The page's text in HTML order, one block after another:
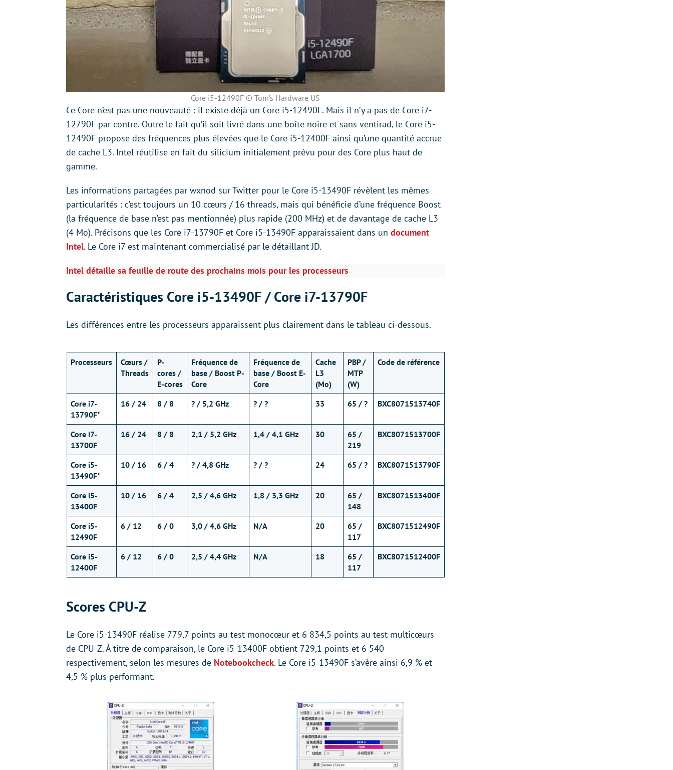
Core i5-12490F © Tom’s Hardware US
Ce Core n’est pas une nouveauté : il existe déjà un Core i5-12490F. Mais il n’y a pas de Core i7-
12790F par contre. Outre le fait qu’il soit livré dans une boîte noire et sans ventirad, le Core i5-
12490F propose des fréquences plus élevées que le Core i5-12400F ainsi qu’une quantité accrue
de cache L3. Intel réutilise en fait du silicium initialement prévu pour des Core plus haut de
gamme.
Les informations partagées par wxnod sur Twitter pour le Core i5-13490F révèlent les mêmes
particularités : c’est toujours un 10 cœurs / 16 threads, mais qui bénéficie d’une fréquence Boost
(la fréquence de base n’est pas mentionnée) plus rapide (200 MHz) et de davantage de cache L3
(4 Mo). Précisons que les Core i7-13790F et Core i5-13490F apparaissaient dans un document
Intel. Le Core i7 est maintenant commercialisé par le détaillant JD.
Intel détaille sa feuille de route des prochains mois pour les processeurs
Caractéristiques Core i5-13490F / Core i7-13790F
Les différences entre les processeurs apparaissent plus clairement dans le tableau ci-dessous.
Processeurs
Cœurs /
Threads
P-
cores /
E-cores
Fréquence de
base / Boost P-
Core
Fréquence de
base / Boost E-
Core
Cache
L3
(Mo)
PBP /
MTP
(W)
Code de référence
Core i7-
13790F*
16 / 24 8 / 8 ? / 5,2 GHz ? / ? 33 65 / ? BXC8071513740F
Core i7-
13700F
16 / 24 8 / 8 2,1 / 5,2 GHz 1,4 / 4,1 GHz 30
65 /
219
BXC8071513700F
Core i5-
13490F*
10 / 16 6 / 4 ? / 4,8 GHz ? / ? 24 65 / ? BXC8071513790F
Core i5-
13400F
10 / 16 6 / 4 2,5 / 4,6 GHz 1,8 / 3,3 GHz 20
65 /
148
BXC8071513400F
Core i5-
12490F
6 / 12 6 / 0 3,0 / 4,6 GHz N/A 20
65 /
117
BXC8071512490F
Core i5-
12400F
6 / 12 6 / 0 2,5 / 4,4 GHz N/A 18
65 /
117
BXC8071512400F
Scores CPU-Z
Le Core i5-13490F réalise 779,7 points au test monocœur et 6 834,5 points au test multicœurs
de CPU-Z. À titre de comparaison, le Core i5-13400F obtient 729,1 points et 6 540
respectivement, selon les mesures de Notebookcheck. Le Core i5-13490F s’avère ainsi 6,9 % et
4,5 % plus performant.